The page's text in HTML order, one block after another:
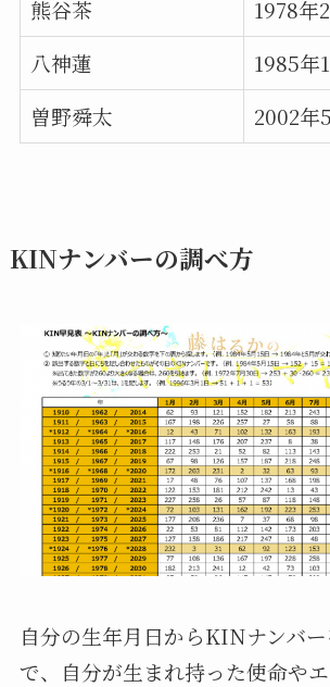
熊谷茶
1978年
八神蓮
1985年
曽野舜太
2002年
KINナンバーの調べ方
自分の生年月日からKINナンバ
で、自分が生まれ持った使命や